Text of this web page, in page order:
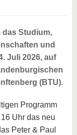
das Studium,
und
Juli 2026, auf
(BTU).
Programm
Uhr das neu
Peter & Paul